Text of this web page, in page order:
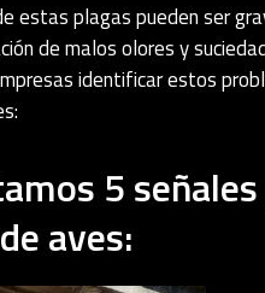
estas plagas pueden ser
de malos olores y
identificar estos
5
aves: